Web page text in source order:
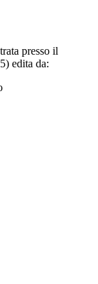
presso il
edita da: